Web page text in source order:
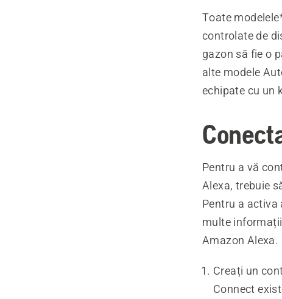
Toate
controlate de
gazon să fie o
alte modele
echipate cu un
Pentru a vă
Alexa, trebuie
Pentru a
multe
Amazon Alexa.
Creați un
Connect